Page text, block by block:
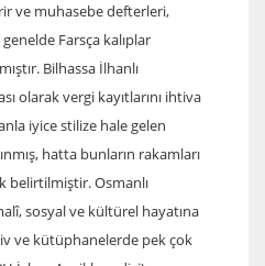
ve muhasebe defterleri,
Farsça kalıplar
Bilhassa İlhanlı
olarak vergi kayıtlarını ihtiva
iyice stilize hale gelen
hatta bunların rakamları
belirtilmiştir. Osmanlı
sosyal ve kültürel hayatına
ve kütüphanelerde pek çok